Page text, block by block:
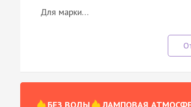
Для марки…
БЕЗ ВОДЫ ЛАМПОВАЯ